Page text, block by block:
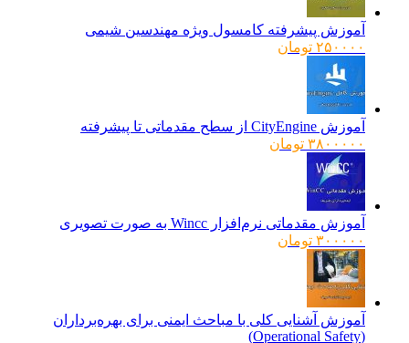
آموزش پیشرفته کامسول ویژه مهندسین شیمی
۲۵۰۰۰۰ تومان
آموزش CityEngine از سطح مقدماتی تا پیشرفته
۳۸۰۰۰۰۰ تومان
آموزش مقدماتی نرم‌افزار Wincc به صورت تصویری
۳۰۰۰۰۰ تومان
آموزش آشنایی کلی با مباحث ایمنی برای بهره‌برداران